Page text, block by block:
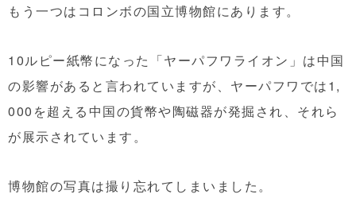
もう一つはコロンボの国立博物館にあります。
10ルピー紙幣になった「ヤーパフワライオン」は中国
の影響があると言われていますが、ヤーパフワでは1,
000を超える中国の貨幣や陶磁器が発掘され、それら
が展示されています。
博物館の写真は撮り忘れてしまいました。